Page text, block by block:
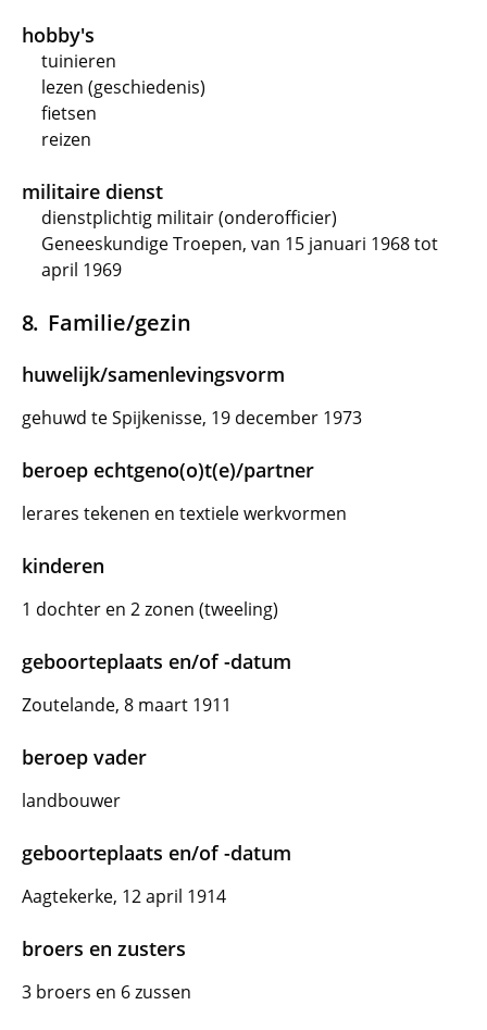
hobby's
tuinieren
lezen (geschiedenis)
fietsen
reizen
militaire dienst
dienstplichtig militair (onderofficier)
Geneeskundige Troepen, van 15 januari 1968 tot
april 1969
Familie/gezin
huwelijk/samenlevingsvorm
gehuwd te Spijkenisse, 19 december 1973
beroep echtgeno(o)t(e)/partner
lerares tekenen en textiele werkvormen
kinderen
1 dochter en 2 zonen (tweeling)
geboorteplaats en/of -datum
Zoutelande, 8 maart 1911
beroep vader
landbouwer
geboorteplaats en/of -datum
Aagtekerke, 12 april 1914
broers en zusters
3 broers en 6 zussen